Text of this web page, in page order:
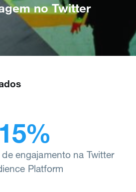
no Twitter
15%
engajamento na Twitter
Platform